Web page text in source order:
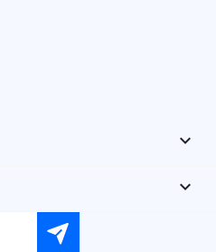

